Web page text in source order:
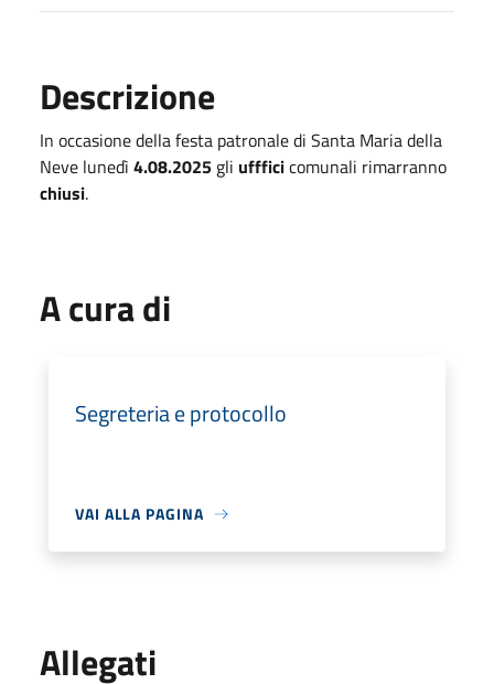
Descrizione
In occasione della festa patronale di Santa Maria della
Neve lunedì 4.08.2025 gli uffficicomunali rimarranno
chiusi.
A cura di
Segreteria e protocollo
VAI ALLA PAGINA
Allegati